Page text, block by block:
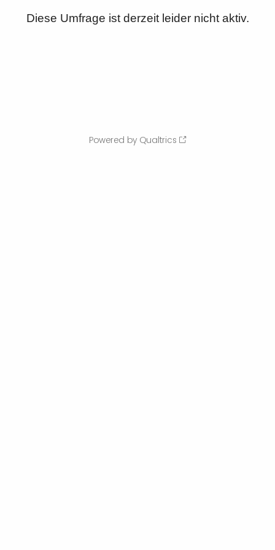
Diese Umfrage ist derzeit leider nicht aktiv.
Powered by Qualtrics